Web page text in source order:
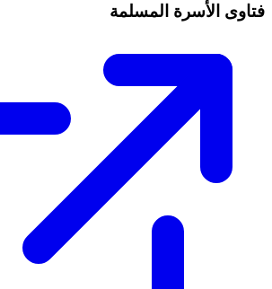
فتاوى الأسرة المسلمة